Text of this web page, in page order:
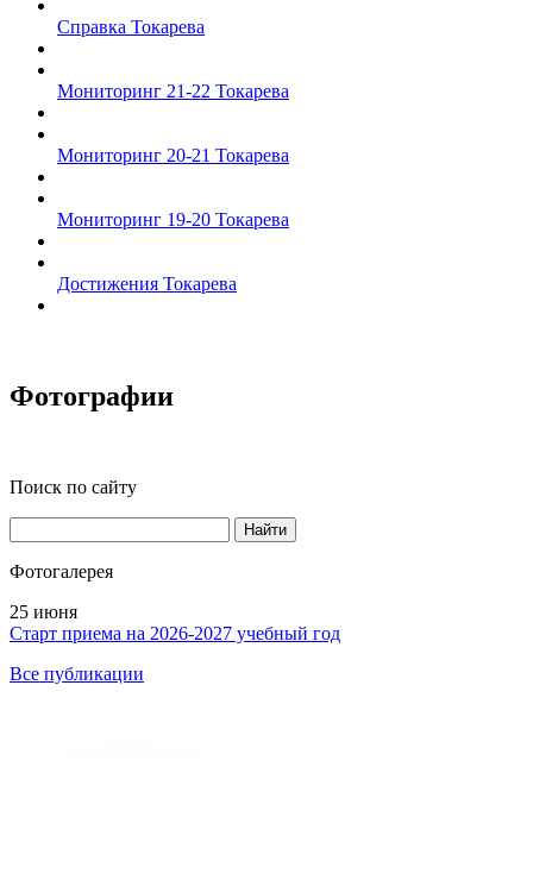
Справка Токарева
Мониторинг 21-22 Токарева
Мониторинг 20-21 Токарева
Мониторинг 19-20 Токарева
Достижения Токарева
Фотографии
Поиск по сайту
Найти
Фотогалерея
25 июня
Старт приема на 2026-2027 учебный год
Все публикации